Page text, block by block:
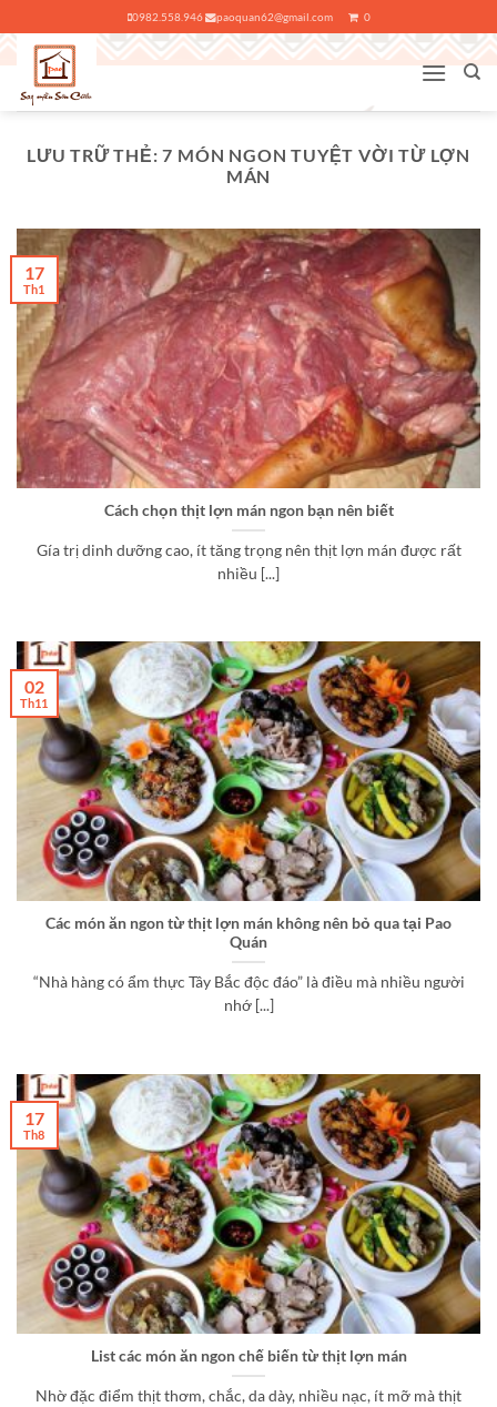
qua
nội
dung
0982.558.946 paoquan62@gmail.com 0
LƯU TRỮ THẺ:7 MÓN NGON TUYỆT VỜI TỪ LỢN
MÁN
Cách chọn thịt lợn mán ngon bạn nên biết
Gía trị dinh dưỡng cao, ít tăng trọng nên thịt lợn mán được rất
nhiều [...]
17
Th1
Các món ăn ngon từ thịt lợn mán không nên bỏ qua tại Pao
Quán
“Nhà hàng có ẩm thực Tây Bắc độc đáo” là điều mà nhiều người
nhớ [...]
02
Th11
List các món ăn ngon chế biến từ thịt lợn mán
Nhờ đặc điểm thịt thơm, chắc, da dày, nhiều nạc, ít mỡ mà thịt
17
Th8